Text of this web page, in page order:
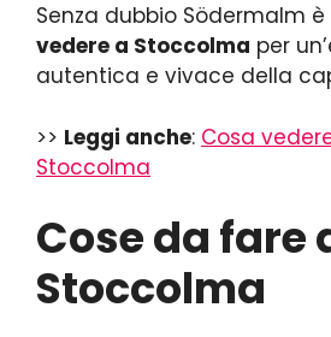
Senza dubbio Södermalm
vedere a Stoccolma per
autentica e vivace della
>> Leggi anche: Cosa
Stoccolma
Cose da fare
Stoccolma